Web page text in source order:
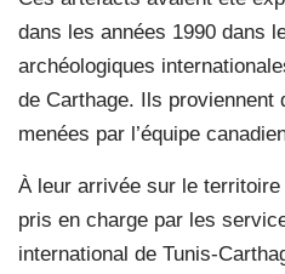
dans les années 1990 dans
archéologiques
de Carthage. Ils proviennent
menées par l’équipe
À leur arrivée sur le
pris en charge par les
international de Tunis-